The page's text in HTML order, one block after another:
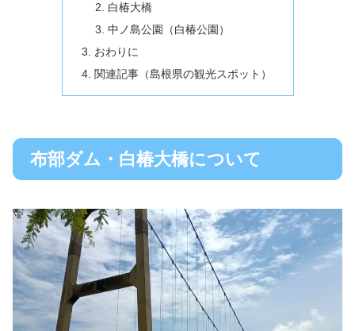
白椿大橋
中ノ島公園（白椿公園）
おわりに
関連記事（島根県の観光スポット）
布部ダム・白椿大橋について